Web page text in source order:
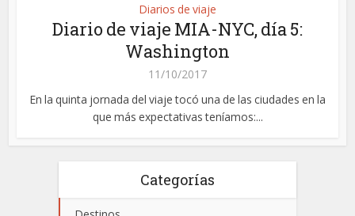
Diarios de viaje
Diario de viaje MIA-NYC, día 5:
Washington
11/10/2017
En la quinta jornada del viaje tocó una de las ciudades en la
que más expectativas teníamos:...
Categorías